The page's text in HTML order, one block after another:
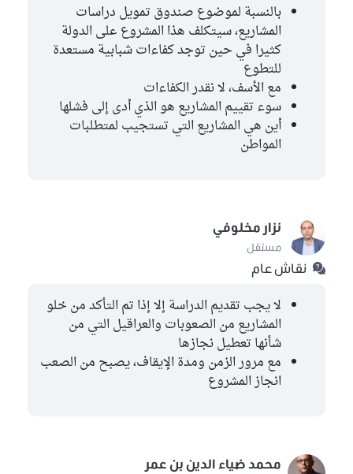
بالنسبة لموضوع صندوق تمويل دراسات
المشاريع، سيتكلف هذا المشروع على الدولة
كثيرا في حين توجد كفاءات شبابية مستعدة
للتطوع
مع الأسف، لا نقدر الكفاءات
سوء تقييم المشاريع هو الذي أدى إلى فشلها
أين هي المشاريع التي تستجيب لمتطلبات
المواطن
نزار مخلوفي
مستقل
نقاش عام
لا يجب تقديم الدراسة إلا إذا تم التأكد من خلو
المشاريع من الصعوبات والعراقيل التي من
شأنها تعطيل نجازها
مع مرور الزمن ومدة الإيقاف، يصبح من الصعب
انجاز المشروع
محمد ضياء الدين بن عمر